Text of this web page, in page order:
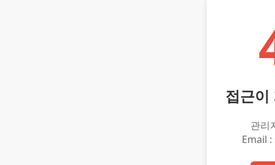
접근이
관리
Email